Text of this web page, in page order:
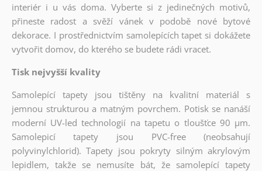
interiér i u vás doma. Vyberte si z jedinečných motivů,
přineste radost a svěží vánek v podobě nové bytové
dekorace. I prostřednictvím samolepících tapet si dokážete
vytvořit domov, do kterého se budete rádi vracet.
Tisk nejvyšší kvality
Samolepící tapety jsou tištěny na kvalitní materiál s
jemnou strukturou a matným povrchem. Potisk se nanáší
moderní UV-led technologií na tapetu o tloušťce 90 µm.
Samolepicí tapety jsou PVC-free (neobsahují
polyvinylchlorid). Tapety jsou pokryty silným akrylovým
lepidlem, takže se nemusíte bát, že samolepící tapety